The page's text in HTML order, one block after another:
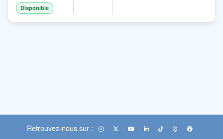
Disponible
Retrouvez-nous sur :